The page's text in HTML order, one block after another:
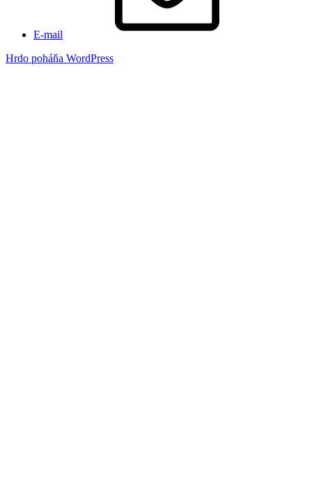
E-mail
Hrdo poháňa WordPress